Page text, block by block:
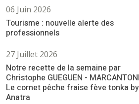
06 Juin 2026
Tourisme : nouvelle alerte des
professionnels
27 Juillet 2026
Notre recette de la semaine par
Christophe GUEGUEN -
Le cornet pêche fraise fève tonka by
Anatra